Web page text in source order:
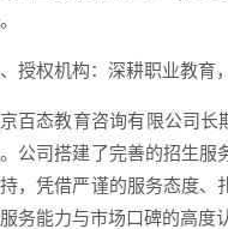
授权机构：深耕职业教育
百态教育咨询有限公司长
公司搭建了完善的招生服
，凭借严谨的服务态度、
务能力与市场口碑的高度